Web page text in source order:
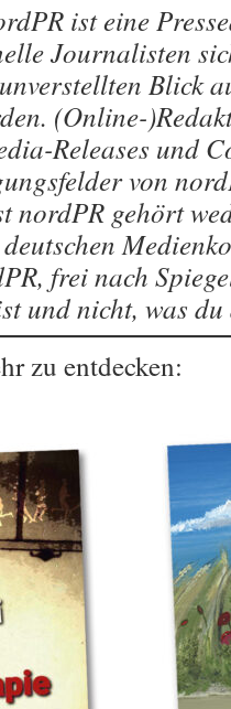
ist eine
Journalisten
Blick
(Online-
Releases und
von
nordPR gehört
frei nach
und nicht, was
zu entdecken: